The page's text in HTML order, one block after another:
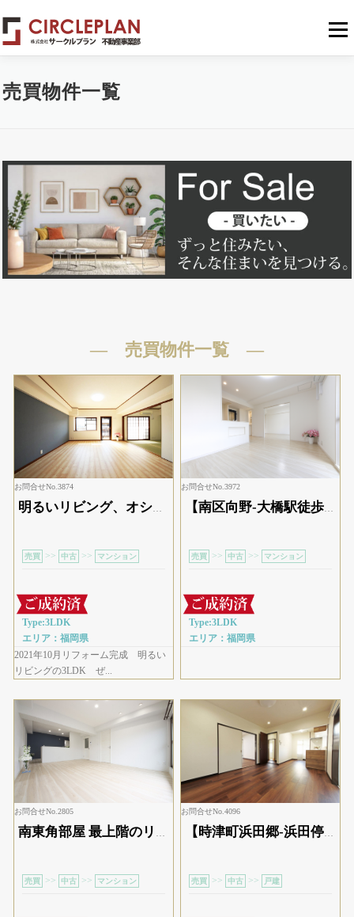
メニ
売買物件一覧
― 売買物件一覧 ―
お問合せNo.3874
明るいリビング、オシャレなリビングの3LDK
売買 >> 中古 >> マンション
Type:3LDK
エリア：福岡県
2021年10月リフォーム完成 明るい
リビングの3LDK ぜ...
お問合せNo.3972
【南区向野-大橋駅徒歩2分】人気エリアのリフォーム済み3LDK
売買 >> 中古 >> マンション
Type:3LDK
エリア：福岡県
お問合せNo.2805
南東角部屋 最上階のリフォーム物件
売買 >> 中古 >> マンション
お問合せNo.4096
【時津町浜田郷-浜田停 停歩4分】外観も中身もオシャレなリノベ済み5LDK戸建て
売買 >> 中古 >> 戸建